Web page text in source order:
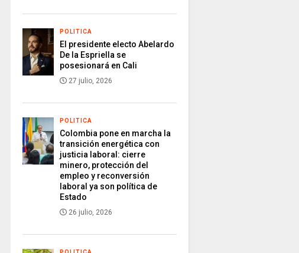
POLITICA
El presidente electo Abelardo
De la Espriella se
posesionará en Cali
27 julio, 2026
POLITICA
Colombia pone en marcha la
transición energética con
justicia laboral: cierre
minero, protección del
empleo y reconversión
laboral ya son política de
Estado
26 julio, 2026